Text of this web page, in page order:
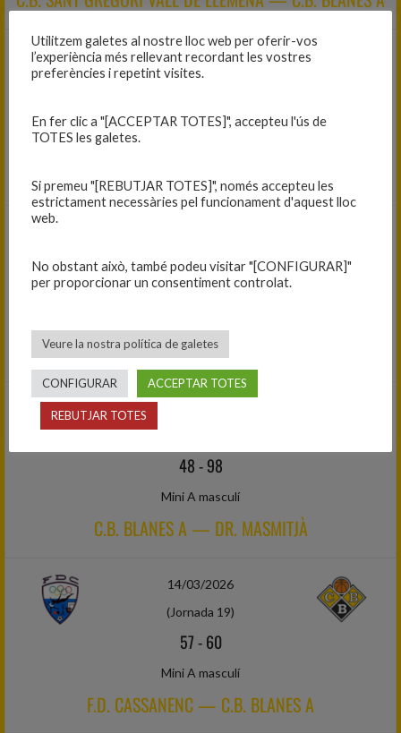
07/02/2026
(Jornada 15)
38-78
C.B. BLANES A — BÀSQUET GIRONA
(Jornada 17)
84-34
C.B. BLANES A — C.E. ONYAR
48-98
Mini A masculí
C.B. BLANES A — DR. MASMITJÀ
14/03/2026
(Jornada 19)
57-60
Mini A masculí
F.D. CASSANENC — C.B. BLANES A
Utilitzem galetes al nostre lloc web per oferir-vos
l’experiència més rellevant recordant les vostres
preferències i repetint visites.
En fer clic a "[ACCEPTAR TOTES]", accepteu l'ús de
TOTES les galetes.
Si premeu "[REBUTJAR TOTES]", només accepteu les
estrictament necessàries pel funcionament d'aquest lloc
web.
No obstant això, també podeu visitar "[CONFIGURAR]"
per proporcionar un consentiment controlat.
Veure la nostra política de galetes
CONFIGURAR ACCEPTAR TOTES
REBUTJAR TOTES